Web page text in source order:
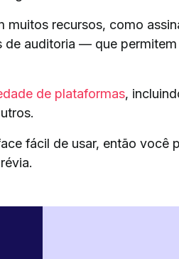
muitos recursos, como
auditoria — que
de plataformas,
fácil de usar, então você